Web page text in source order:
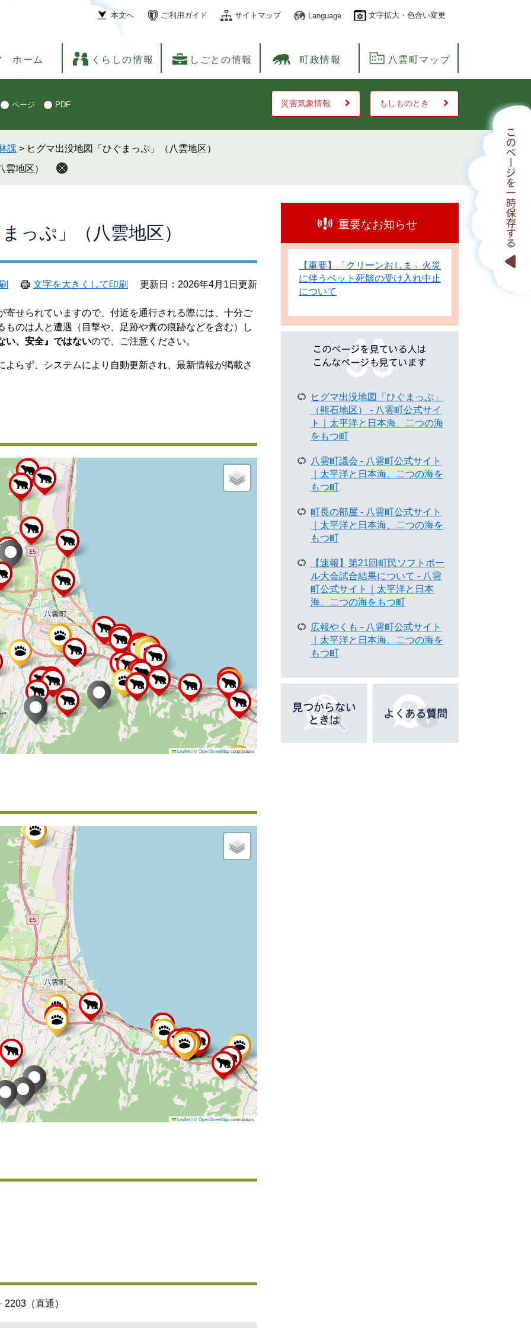
本文へ ご利用ガイド サイトマップ Language 文字拡大・色合い変更
ホーム くらしの情報 しごとの情報 町政情報 八雲町マップ
ページ PDF 災害気象情報 もしものとき
課 > ヒグマ出没地図「ひぐまっぷ」（八雲地区）
地区）
っぷ」（八雲地区）
文字を大きくして印刷 更新日：2026年4月1日更新
せられていますので、付近を通行される際には、十分ご
のは人と遭遇（目撃や、足跡や糞の痕跡などを含む）し
い、安全』ではないので、ご注意ください。
らず、システムにより自動更新され、最新情報が掲載さ
Leaflet|©OpenStreetMapcontributors
Leaflet|©OpenStreetMapcontributors
（直通）
重要なお知らせ
【重要】「クリーンおしま」火災
に伴うペット死骸の受け入れ中止
について
ヒグマ出没地図「ひぐまっぷ」
（熊石地区） - 八雲町公式サイ
ト｜太平洋と日本海、二つの海
をもつ町
八雲町議会 - 八雲町公式サイト
｜太平洋と日本海、二つの海を
もつ町
町長の部屋 - 八雲町公式サイト
｜太平洋と日本海、二つの海を
もつ町
【速報】第21回町民ソフトボー
ル大会試合結果について - 八雲
町公式サイト｜太平洋と日本
海、二つの海をもつ町
広報やくも - 八雲町公式サイト
｜太平洋と日本海、二つの海を
もつ町